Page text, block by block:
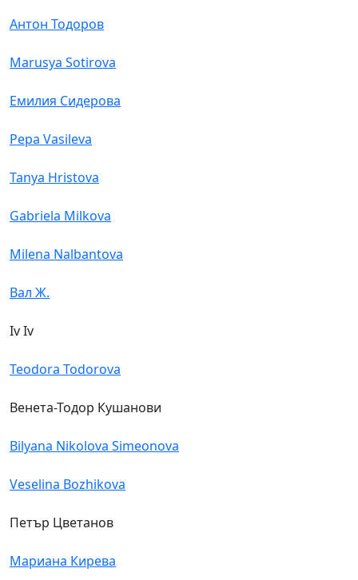
Антон Тодоров
Marusya Sotirova
Емилия Сидерова
Pepa Vasileva
Tanya Hristova
Gabriela Milkova
Milena Nalbantova
Вал Ж.
Iv Iv
Teodora Todorova
Венета-Тодор Кушанови
Bilyana Nikolova Simeonova
Veselina Bozhikova
Петър Цветанов
Мариана Кирева